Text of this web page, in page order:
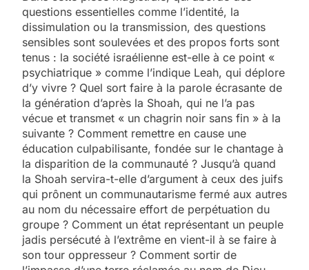
questions essentielles comme l’identité, la
dissimulation ou la transmission, des questions
sensibles sont soulevées et des propos forts sont
tenus : la société israélienne est-elle à ce point «
psychiatrique » comme l’indique Leah, qui déplore
d’y vivre ? Quel sort faire à la parole écrasante de
la génération d’après la Shoah, qui ne l’a pas
vécue et transmet « un chagrin noir sans fin » à la
suivante ? Comment remettre en cause une
éducation culpabilisante, fondée sur le chantage à
la disparition de la communauté ? Jusqu’à quand
la Shoah servira-t-elle d’argument à ceux des juifs
qui prônent un communautarisme fermé aux autres
au nom du nécessaire effort de perpétuation du
groupe ? Comment un état représentant un peuple
jadis persécuté à l’extrême en vient-il à se faire à
son tour oppresseur ? Comment sortir de